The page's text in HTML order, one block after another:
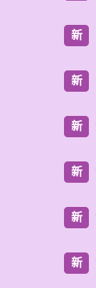
新
新
新
新
新
新